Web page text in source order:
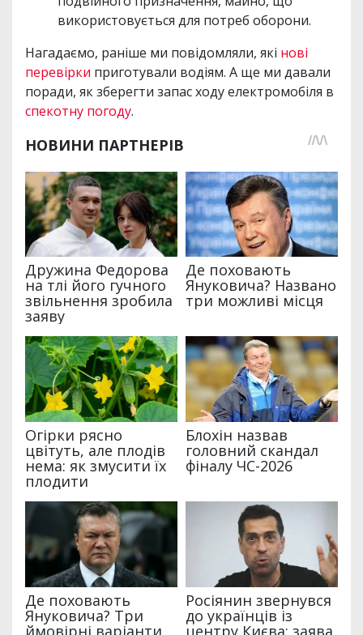
використовується для потреб оборони.
Нагадаємо, раніше ми повідомляли, які нові
перевірки приготували водіям. А ще ми давали
поради, як зберегти запас ходу електромобіля в
спекотну погоду.